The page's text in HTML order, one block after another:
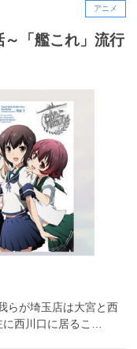
アニメ
「艦これ」流行
らが埼玉店は大宮と西
西川口に居るこ…